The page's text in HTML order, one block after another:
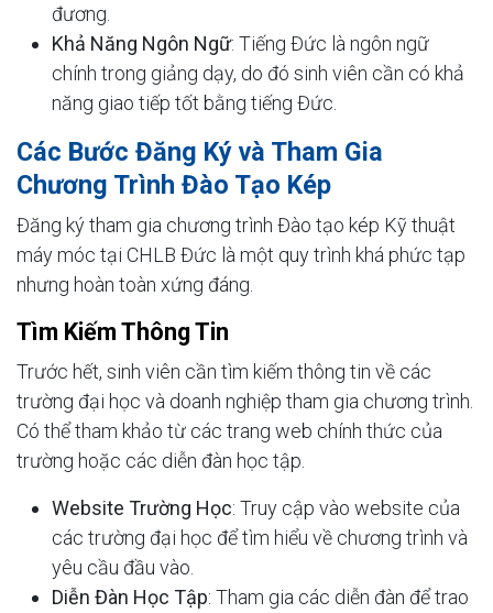
đương.
Khả Năng Ngôn Ngữ: Tiếng Đức là ngôn ngữ
chính trong giảng dạy, do đó sinh viên cần có khả
năng giao tiếp tốt bằng tiếng Đức.
Các Bước Đăng Ký và Tham Gia
Chương Trình Đào Tạo Kép
Đăng ký tham gia chương trình Đào tạo kép Kỹ thuật
máy móc tại CHLB Đức là một quy trình khá phức tạp
nhưng hoàn toàn xứng đáng.
Tìm Kiếm Thông Tin
Trước hết, sinh viên cần tìm kiếm thông tin về các
trường đại học và doanh nghiệp tham gia chương trình.
Có thể tham khảo từ các trang web chính thức của
trường hoặc các diễn đàn học tập.
Website Trường Học: Truy cập vào website của
các trường đại học để tìm hiểu về chương trình và
yêu cầu đầu vào.
Diễn Đàn Học Tập: Tham gia các diễn đàn để trao